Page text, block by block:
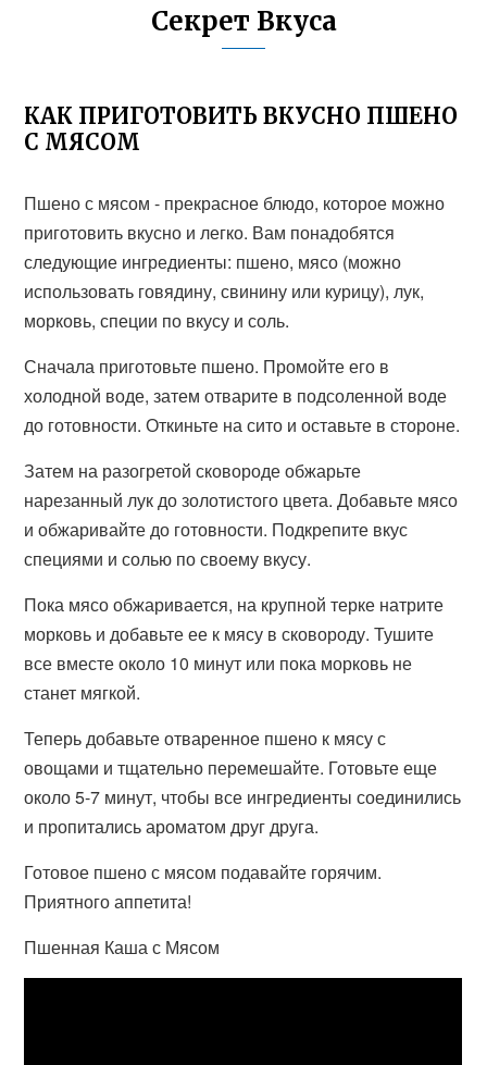
Секрет Вкуса
КАК ПРИГОТОВИТЬ ВКУСНО ПШЕНО
С МЯСОМ
Пшено с мясом - прекрасное блюдо, которое можно
приготовить вкусно и легко. Вам понадобятся
следующие ингредиенты: пшено, мясо (можно
использовать говядину, свинину или курицу), лук,
морковь, специи по вкусу и соль.
Сначала приготовьте пшено. Промойте его в
холодной воде, затем отварите в подсоленной воде
до готовности. Откиньте на сито и оставьте в стороне.
Затем на разогретой сковороде обжарьте
нарезанный лук до золотистого цвета. Добавьте мясо
и обжаривайте до готовности. Подкрепите вкус
специями и солью по своему вкусу.
Пока мясо обжаривается, на крупной терке натрите
морковь и добавьте ее к мясу в сковороду. Тушите
все вместе около 10 минут или пока морковь не
станет мягкой.
Теперь добавьте отваренное пшено к мясу с
овощами и тщательно перемешайте. Готовьте еще
около 5-7 минут, чтобы все ингредиенты соединились
и пропитались ароматом друг друга.
Готовое пшено с мясом подавайте горячим.
Приятного аппетита!
Пшенная Каша с Мясом